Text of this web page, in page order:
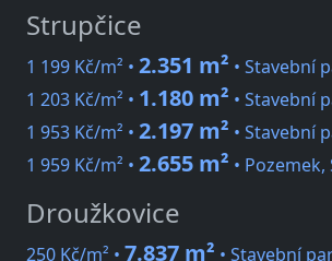
Strupčice
1 199 Kč/m² • 2.351 m² • Stavební
1 203 Kč/m² • 1.180 m² • Stavební
1 953 Kč/m² • 2.197 m² • Stavební
1 959 Kč/m² • 2.655 m² •
Droužkovice
250 Kč/m² • 7.837 m² • Stavební